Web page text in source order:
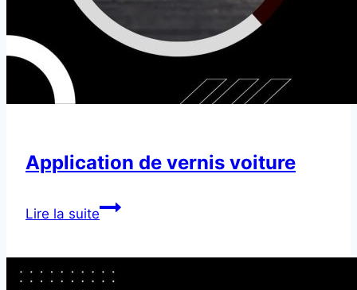
Application de vernis voiture
Lire la suiteApplication
voiture